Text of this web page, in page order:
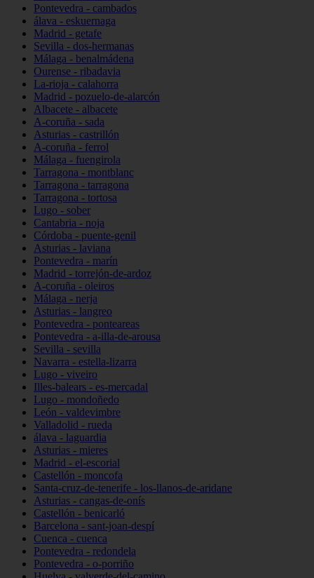
Pontevedra - cambados
álava - eskuernaga
Madrid - getafe
Sevilla - dos-hermanas
Málaga - benalmádena
Ourense - ribadavia
La-rioja - calahorra
Madrid - pozuelo-de-alarcón
Albacete - albacete
A-coruña - sada
Asturias - castrillón
A-coruña - ferrol
Málaga - fuengirola
Tarragona - montblanc
Tarragona - tarragona
Tarragona - tortosa
Lugo - sober
Cantabria - noja
Córdoba - puente-genil
Asturias - laviana
Pontevedra - marín
Madrid - torrejón-de-ardoz
A-coruña - oleiros
Málaga - nerja
Asturias - langreo
Pontevedra - ponteareas
Pontevedra - a-illa-de-arousa
Sevilla - sevilla
Navarra - estella-lizarra
Lugo - viveiro
Illes-balears - es-mercadal
Lugo - mondoñedo
León - valdevimbre
Valladolid - rueda
álava - laguardia
Asturias - mieres
Madrid - el-escorial
Castellón - moncofa
Santa-cruz-de-tenerife - los-llanos-de-aridane
Asturias - cangas-de-onís
Castellón - benicarló
Barcelona - sant-joan-despí
Cuenca - cuenca
Pontevedra - redondela
Pontevedra - o-porriño